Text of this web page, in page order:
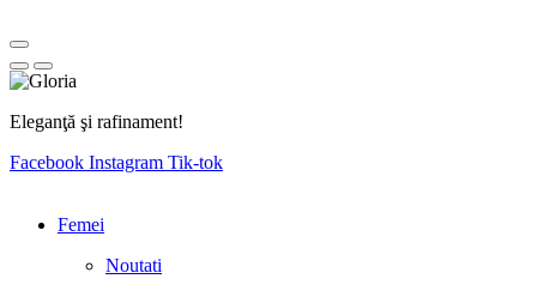
Eleganţă şi rafinament!
Facebook Instagram Tik-tok
Femei
Noutati